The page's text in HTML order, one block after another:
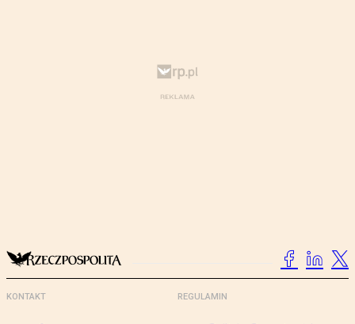
KONTAKT REGULAMIN